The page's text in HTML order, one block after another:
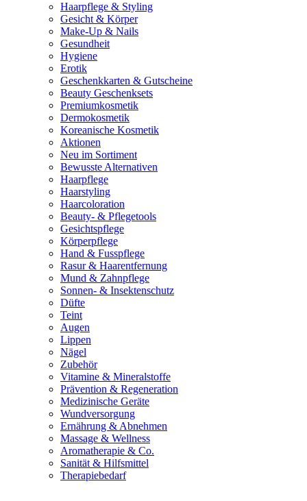
Haarpflege & Styling
Gesicht & Körper
Make-Up & Nails
Gesundheit
Hygiene
Erotik
Geschenkkarten & Gutscheine
Beauty Geschenksets
Premiumkosmetik
Dermokosmetik
Koreanische Kosmetik
Aktionen
Neu im Sortiment
Bewusste Alternativen
Haarpflege
Haarstyling
Haarcoloration
Beauty- & Pflegetools
Gesichtspflege
Körperpflege
Hand & Fusspflege
Rasur & Haarentfernung
Mund & Zahnpflege
Sonnen- & Insektenschutz
Düfte
Teint
Augen
Lippen
Nägel
Zubehör
Vitamine & Mineralstoffe
Prävention & Regeneration
Medizinische Geräte
Wundversorgung
Ernährung & Abnehmen
Massage & Wellness
Aromatherapie & Co.
Sanität & Hilfsmittel
Therapiebedarf